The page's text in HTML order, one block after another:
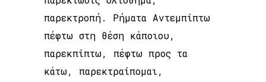
παρεκτροπή. Ρήματα Αντεμπίπτω
πέφτω στη θέση κάποιου,
παρεκπίπτω, πέφτω προς τα
κάτω, παρεκτραίπομαι,